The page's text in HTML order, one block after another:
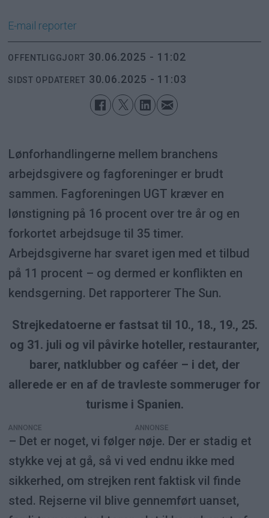
E-mail reporter
OFFENTLIGGJORT 30.06.2025 - 11:02
SIDST OPDATERET 30.06.2025 - 11:03
Lønforhandlingerne mellem branchens
arbejdsgivere og fagforeninger er brudt
sammen. Fagforeningen UGT kræver en
lønstigning på 16 procent over tre år og en
forkortet arbejdsuge til 35 timer.
Arbejdsgiverne har svaret igen med et tilbud
på 11 procent – og dermed er konflikten en
kendsgerning. Det rapporterer The Sun.
Strejkedatoerne er fastsat til 10., 18., 19., 25.
og 31. juli og vil påvirke hoteller, restauranter,
barer, natklubber og caféer – i det, der
allerede er en af de travleste sommeruger for
turisme i Spanien.
ANNONCE
– Det er noget, vi følger nøje. Der er stadig et
stykke vej at gå, så vi ved endnu ikke med
sikkerhed, om strejken rent faktisk vil finde
sted. Rejserne vil blive gennemført uanset,